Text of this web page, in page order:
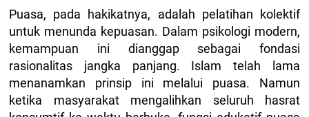
Puasa, pada hakikatnya, adalah pelatihan kolektif
untuk menunda kepuasan. Dalam psikologi modern,
kemampuan ini dianggap sebagai fondasi
rasionalitas jangka panjang. Islam telah lama
menanamkan prinsip ini melalui puasa. Namun
ketika masyarakat mengalihkan seluruh hasrat